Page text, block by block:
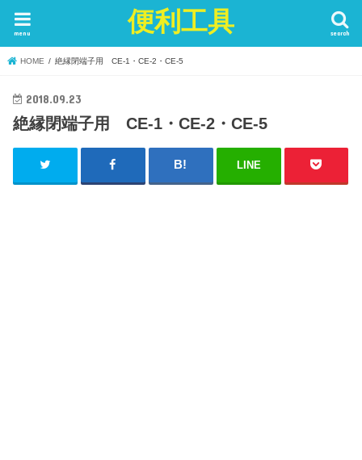
便利工具 search
menu
HOME 絶縁閉端子用 CE-1・CE-2・CE-5
2018.09.23
絶縁閉端子用 CE-1・CE-2・CE-5
LINE